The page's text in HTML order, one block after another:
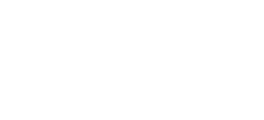
কুপরামর্শ,
প্রথম
দিয়ে।
ও
শুধু